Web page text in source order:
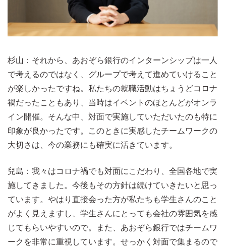
杉山：それから、あおぞら銀行のインターンシップは一人
で考えるのではなく、グループで考えて進めていけること
が楽しかったですね。私たちの就職活動はちょうどコロナ
禍だったこともあり、当時はイベントのほとんどがオンラ
イン開催。そんな中、対面で実施していただいたのも特に
印象が良かったです。このときに実感したチームワークの
大切さは、今の業務にも確実に活きています。
兒島：我々はコロナ禍でも対面にこだわり、全国各地で実
施してきました。今後もその方針は続けていきたいと思っ
ています。やはり直接会った方が私たちも学生さんのこと
がよく見えますし、学生さんにとっても会社の雰囲気を感
じてもらいやすいので。また、あおぞら銀行ではチームワ
ークを非常に重視しています。せっかく対面で集まるので